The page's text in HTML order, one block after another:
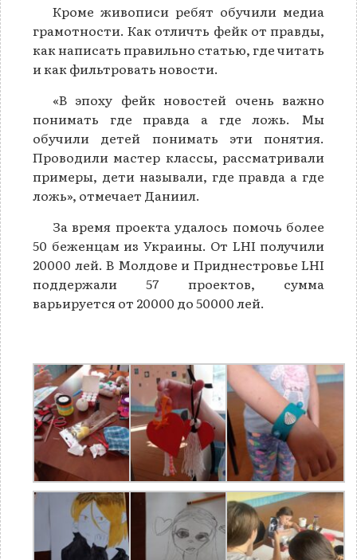
Кроме живописи ребят обучили медиа
грамотности. Как отличть фейк от правды,
как написать правильно статью, где читать
и как фильтровать новости.
«В эпоху фейк новостей очень важно
понимать где правда а где ложь. Мы
обучили детей понимать эти понятия.
Проводили мастер классы, рассматривали
примеры, дети называли, где правда а где
ложь», отмечает Даниил.
За время проекта удалось помочь более
50 беженцам из Украины. От LHI получили
20000 лей. В Молдове и Приднестровье LHI
поддержали 57 проектов, сумма
варьируется от 20000 до 50000 лей.